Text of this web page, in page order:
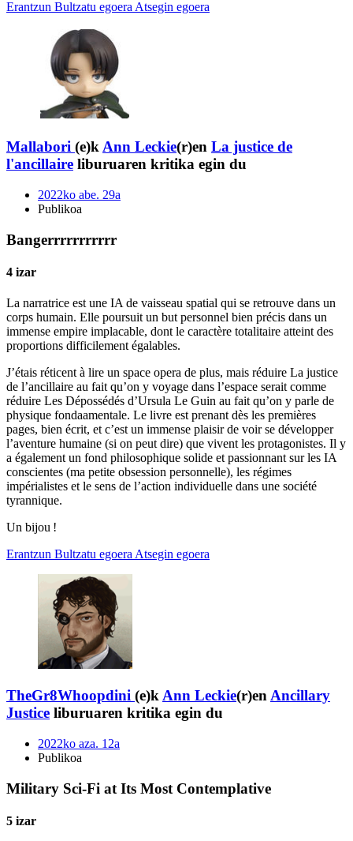
Erantzun Bultzatu egoera Atsegin egoera
Mallabori (e)kAnn Leckie(r)en La justice de
l'ancillaire liburuaren kritika egin du
2022ko abe. 29a
Publikoa
Bangerrrrrrrrrrr
4 izar
La narratrice est une IA de vaisseau spatial qui se retrouve dans un
corps humain. Elle poursuit un but personnel bien précis dans un
immense empire implacable, dont le caractère totalitaire atteint des
proportions difficilement égalables.
J’étais réticent à lire un space opera de plus, mais réduire La justice
de l’ancillaire au fait qu’on y voyage dans l’espace serait comme
réduire Les Dépossédés d’Ursula Le Guin au fait qu’on y parle de
physique fondaamentale. Le livre est prenant dès les premières
pages, bien écrit, et c’est un immense plaisir de voir se développer
l’aventure humaine (si on peut dire) que vivent les protagonistes. Il y
a également un fond philosophique solide et passionnant sur les IA
conscientes (ma petite obsession personnelle), les régimes
impérialistes et le sens de l’action individuelle dans une société
tyrannique.
Un bijou !
Erantzun Bultzatu egoeraAtsegin egoera
TheGr8Whoopdini (e)k Ann Leckie(r)en Ancillary
Justice liburuaren kritika egin du
2022ko aza. 12a
Publikoa
Military Sci-Fi at Its Most Contemplative
5 izar